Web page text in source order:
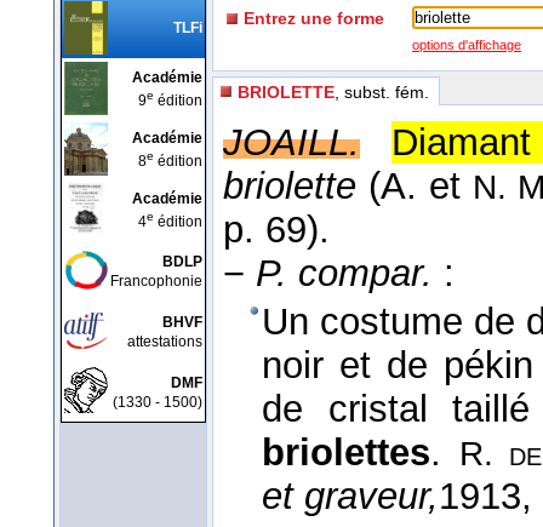
TLFi
Académie
9e édition
Académie
8e édition
Académie
4e édition
BDLP
Francophonie
BHVF
attestations
DMF
(1330 - 1500)
Entrez une forme
options d'affichage
BRIOLETTE , subst. fém.
JOAILL.
briolette (A. et N.
p. 69).
− P. compar. :
Un costume de
noir et de
de cristal taillé
briolettes. R.
et graveur,1913,